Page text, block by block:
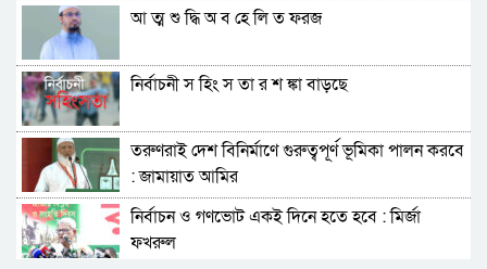
আ ত্ম শু দ্ধি অ ব হে লি ত ফরজ
নির্বাচনী স হিং স তা র শ ঙ্কা বাড়ছে
তরুণরাই দেশ বিনির্মাণে গুরুত্বপূর্ণ ভূমিকা পালন করবে
: জামায়াত আমির
নির্বাচন ও গণভোট একই দিনে হতে হবে : মির্জা
ফখরুল